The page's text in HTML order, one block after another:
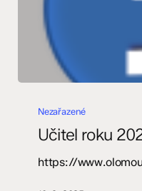
rokuNezařazené
Učitel roku
https://